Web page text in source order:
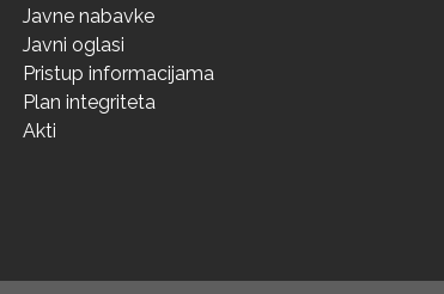
Javne nabavke
Javni oglasi
Pristup informacijama
Plan integriteta
Akti